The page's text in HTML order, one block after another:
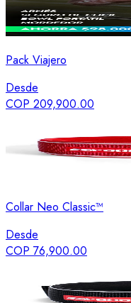
Pack Viajero
Desde
COP 209,900.00
Collar Neo Classic™
Desde
COP 76,900.00